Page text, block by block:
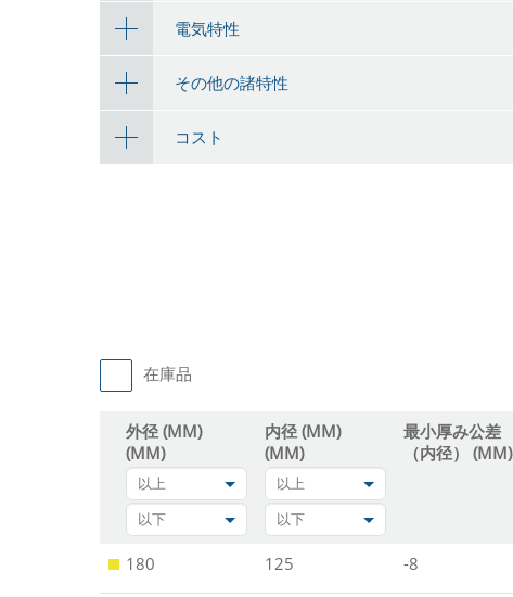
電気特性
その他の諸特性
コスト
在庫品
外径 (MM)
(MM)
以上
以下
内径 (MM)
(MM)
以上
以下
最小厚み公差
（内径） (MM)
180 125 -8